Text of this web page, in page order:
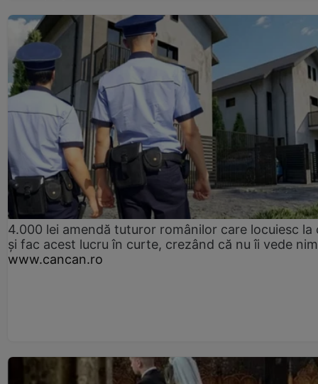
4.000 lei amendă tuturor românilor care locuiesc la
și fac acest lucru în curte, crezând că nu îi vede
www.cancan.ro